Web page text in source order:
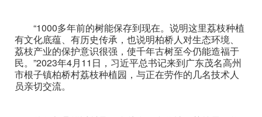
“1000多年前的树能保存到现在。说明这里荔枝种植
有文化底蕴、有历史传承，也说明柏桥人对生态环境、
荔枝产业的保护意识很强，使千年古树至今仍能造福于
民。”2023年4月11日，习近平总书记来到广东茂名高州
市根子镇柏桥村荔枝种植园，与正在劳作的几名技术人
员亲切交流。